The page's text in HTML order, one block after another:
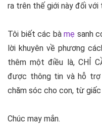
ra trên thế giới này đối với
Tôi biết các bà mẹ sanh
lời khuyên về phương
thêm một điều là, CHỈ
được thông tin và hỗ trợ
chăm sóc cho con, từ
Chúc may mắn.